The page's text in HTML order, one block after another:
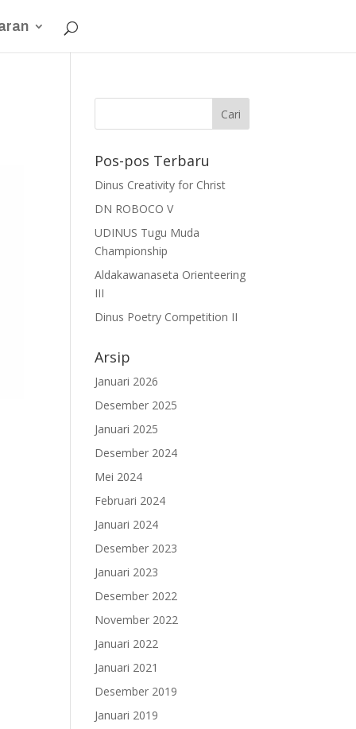
Pos-pos Terbaru
Dinus Creativity for Christ
DN ROBOCO V
UDINUS Tugu Muda
Championship
Aldakawanaseta Orienteering
III
Dinus Poetry Competition II
Arsip
Januari 2026
Desember 2025
Januari 2025
Desember 2024
Mei 2024
Februari 2024
Januari 2024
Desember 2023
Januari 2023
Desember 2022
November 2022
Januari 2022
Januari 2021
Desember 2019
Januari 2019